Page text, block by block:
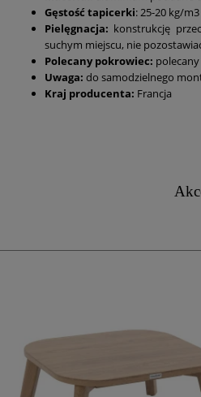
Gęstość tapicerki: 25-20 kg/m3
Pielęgnacja: konstrukcję
suchym miejscu, nie
Polecany pokrowiec:
Uwaga: do samodzielnego
Kraj producenta: Francja